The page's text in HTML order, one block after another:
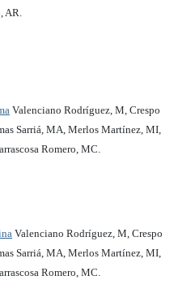
AR.
Valenciano Rodríguez, M, Crespo
Sarriá, MA, Merlos Martínez, MI,
Romero, MC.
Valenciano Rodríguez, M, Crespo
Sarriá, MA, Merlos Martínez, MI,
Romero, MC.